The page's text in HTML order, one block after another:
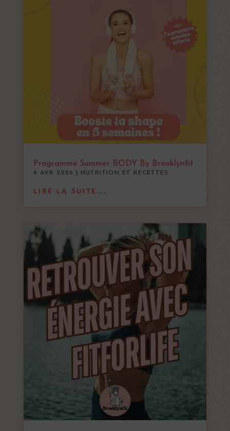
Programme Summer BODY By Brooklynfit
9 AVR 2026 NUTRITION ET RECETTES
LIRE LA SUITE...